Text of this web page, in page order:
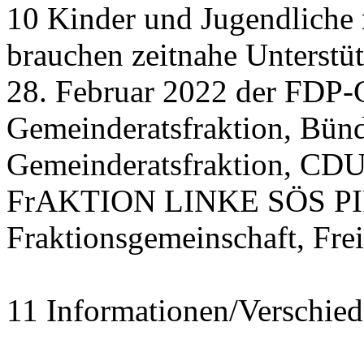
10 Kinder und
brauchen zeitnahe
28. Februar 2022 der
Gemeinderatsfraktion,
Gemeinderatsfraktion,
FrAKTION LINKE SÖS
Fraktionsgemeinschaft,
11 Informationen/